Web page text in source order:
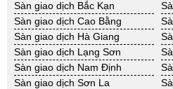
BĐS khác Kiên Giang
BĐS khác Sóc Trăng
BĐS khác Tiền Giang
BĐS khác Vĩnh Long
BĐS khác Hưng Yên
Sàn giao dịch Bắc Kạn
Sàn giao dịch Cao Bằng
Sàn giao dịch Hà Giang
Sàn giao dịch Lạng Sơn
Sàn giao dịch Nam Định
Sàn giao dịch Sơn La